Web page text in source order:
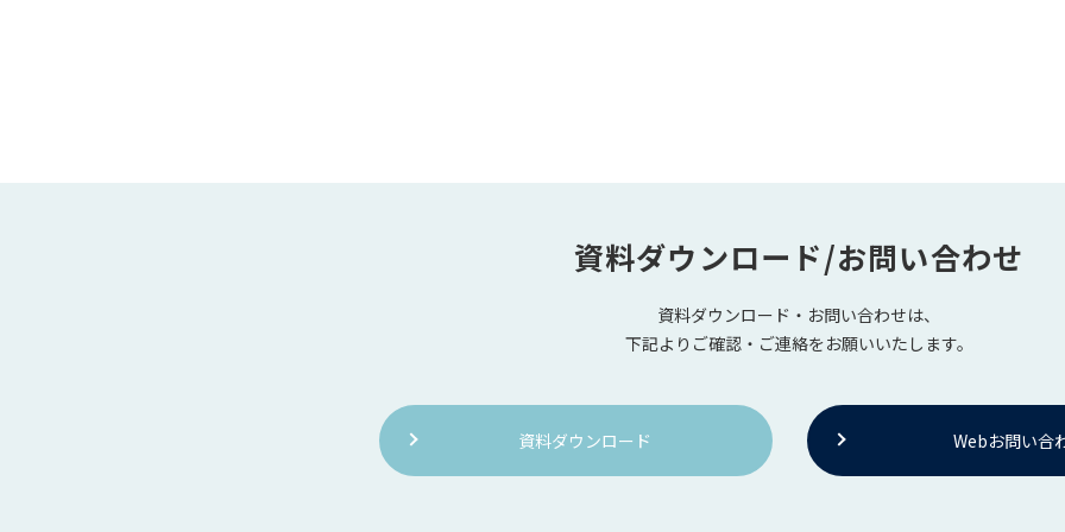
資料ダウンロード/お問い合わせ
資料ダウンロード・お問い合わせは、
下記よりご確認・ご連絡をお願いいたします。
資料ダウンロード Webお問い合